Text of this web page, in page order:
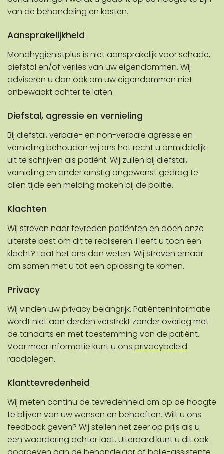
van de behandeling en kosten.
Aansprakelijkheid
Mondhygiënistplus is niet aansprakelijk voor schade,
diefstal en/of verlies van uw eigendommen. Wij
adviseren u dan ook om uw eigendommen niet
onbewaakt achter te laten.
Diefstal, agressie en vernieling
Bij diefstal, verbale- en non-verbale agressie en
vernieling behouden wij ons het recht u onmiddelijk
uit te schrijven als patiënt. Wij zullen bij diefstal,
vernieling en ander ernstig ongewenst gedrag te
allen tijde een melding maken bij de politie.
Klachten
Wij streven naar tevreden patiënten en doen onze
uiterste best om dit te realiseren. Heeft u toch een
klacht? Laat het ons dan weten. Wij streven ernaar
om samen met u tot een oplossing te komen.
Privacy
Wij vinden uw privacy belangrijk. Patiënteninformatie
wordt niet aan derden verstrekt zonder overleg met
de tandarts en met toestemming van de patiënt.
Voor meer informatie kunt u ons privacybeleid
raadplegen.
Klanttevredenheid
Wij meten continu de tevredenheid om op de hoogte
te blijven van uw wensen en behoeften. Wilt u ons
feedback geven? Wij stellen het zeer op prijs als u
een waardering achter laat. Uiteraard kunt u dit ook